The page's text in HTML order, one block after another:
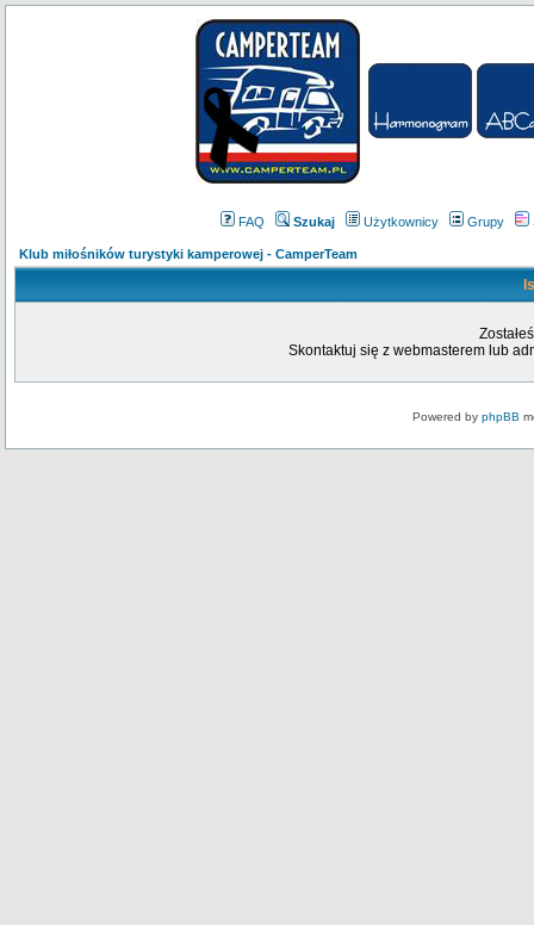
FAQ Szukaj Użytkownicy Grupy
Klub miłośników turystyki kamperowej - CamperTeam
Skontaktuj się z webmasterem lub
Powered by phpBB